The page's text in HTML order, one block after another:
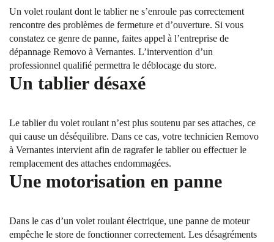
Un volet roulant dont le tablier ne s’enroule pas correctement
rencontre des problèmes de fermeture et d’ouverture. Si vous
constatez ce genre de panne, faites appel à l’entreprise de
dépannage Removo à Vernantes. L’intervention d’un
professionnel qualifié permettra le déblocage du store.
Un tablier désaxé
Le tablier du volet roulant n’est plus soutenu par ses attaches, ce
qui cause un déséquilibre. Dans ce cas, votre technicien Removo
à Vernantes intervient afin de ragrafer le tablier ou effectuer le
remplacement des attaches endommagées.
Une motorisation en panne
Dans le cas d’un volet roulant électrique, une panne de moteur
empêche le store de fonctionner correctement. Les désagréments